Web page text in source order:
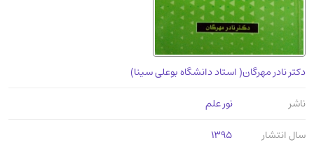
عرفانی و سلوک (45)
الکترونیک(11)
دایره المعارف و فرهنگ(13)
علوم غریبه و شهودی
معماری، عمران و شهرسازی
دکتر نادر مهرگان( استاد دانشگاه بوعلی سینا)
ناشر
نور علم
سال انتشار
1395